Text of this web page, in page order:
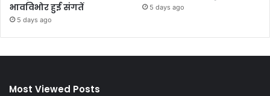
भावविभोर हुई संगतें
5 days ago
5 days ago
Most Viewed Posts